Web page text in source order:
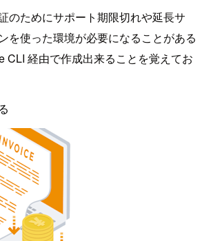
のためにサポート期限切れや延長サ
を使った環境が必要になることがある
CLI 経由で作成出来ることを覚えてお